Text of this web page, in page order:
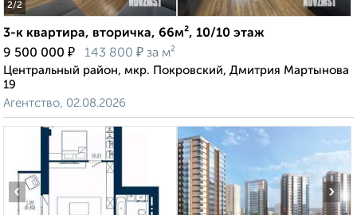
2/2
3-к квартира, вторичка, 66м², 10/10 этаж
9 500 000 ₽ 143 800 ₽ за м²
Центральный район, мкр. Покровский, Дмитрия Мартынова
19
Агентство, 02.08.2026
‹ ›